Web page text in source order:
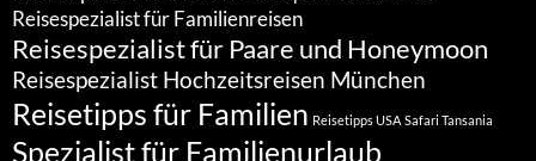
Reisespezialist für Familienreisen
Reisespezialist für Paare und Honeymoon
Reisespezialist Hochzeitsreisen München
Reisetipps für Familien Reisetipps USA Safari Tansania
Spezialist für Familienurlaub